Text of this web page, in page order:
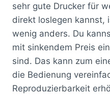
sehr gute Drucker für
direkt loslegen kannst,
wenig anders. Du
mit sinkendem Preis
sind. Das kann zum
die Bedienung
Reproduzierbarkeit